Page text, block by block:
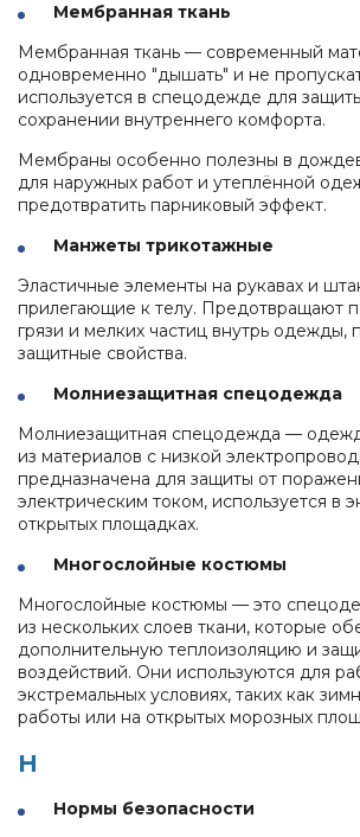
Мембранная ткань
Мембранная ткань — современный
одновременно "дышать" и не
используется в спецодежде для
сохранении внутреннего комфорта.
Мембраны особенно полезны в
для наружных работ и утеплённой
предотвратить парниковый эффект.
Манжеты трикотажные
Эластичные элементы на рукавах и
прилегающие к телу. Предотвращают
грязи и мелких частиц внутрь одежды,
защитные свойства.
Молниезащитная спецодежда
Молниезащитная спецодежда —
из материалов с низкой
предназначена для защиты от
электрическим током, используется в
открытых площадках.
Многослойные костюмы
Многослойные костюмы — это
из нескольких слоев ткани, которые
дополнительную теплоизоляцию и
воздействий. Они используются для
экстремальных условиях, таких как
работы или на открытых морозных
Н
Нормы безопасности